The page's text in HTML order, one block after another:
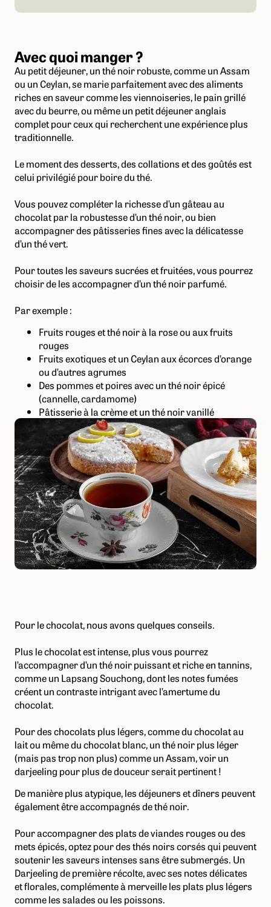
Avec quoi manger ?
Au petit déjeuner, un thé noir robuste, comme un Assam
ou un Ceylan, se marie parfaitement avec des aliments
riches en saveur comme les viennoiseries, le pain grillé
avec du beurre, ou même un petit déjeuner anglais
complet pour ceux qui recherchent une expérience plus
traditionnelle.
Le moment des desserts, des collations et des goûtés est
celui privilégié pour boire du thé.
Vous pouvez compléter la richesse d’un gâteau au
chocolat par la robustesse d’un thé noir, ou bien
accompagner des pâtisseries fines avec la délicatesse
d’un thé vert.
Pour toutes les saveurs sucrées et fruitées, vous pourrez
choisir de les accompagner d’un thé noir parfumé.
Par exemple :
Fruits rouges et thé noir à la rose ou aux fruits
rouges
Fruits exotiques et un Ceylan aux écorces d’orange
ou d’autres agrumes
Des pommes et poires avec un thé noir épicé
(cannelle, cardamome)
Pâtisserie à la crème et un thé noir vanillé
Pour le chocolat, nous avons quelques conseils.
Plus le chocolat est intense, plus vous pourrez
l’accompagner d’un thé noir puissant et riche en tannins,
comme un Lapsang Souchong, dont les notes fumées
créent un contraste intrigant avec l’amertume du
chocolat.
Pour des chocolats plus légers, comme du chocolat au
lait ou même du chocolat blanc, un thé noir plus léger
(mais pas trop non plus) comme un Assam, voir un
darjeeling pour plus de douceur serait pertinent !
De manière plus atypique, les déjeuners et dîners peuvent
également être accompagnés de thé noir.
Pour accompagner des plats de viandes rouges ou des
mets épicés, optez pour des thés noirs corsés qui peuvent
soutenir les saveurs intenses sans être submergés. Un
Darjeeling de première récolte, avec ses notes délicates
et florales, complémente à merveille les plats plus légers
comme les salades ou les poissons.